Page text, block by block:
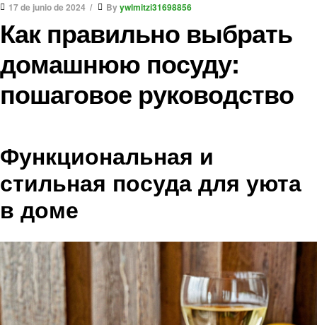
17 de junio de 2024 Byywlmitzi31698856
Как правильно выбрать
домашнюю посуду:
пошаговое руководство
Функциональная и
стильная посуда для уюта
в доме